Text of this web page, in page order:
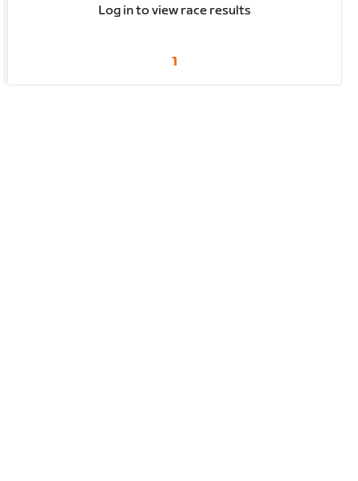
Log in to view race results
1